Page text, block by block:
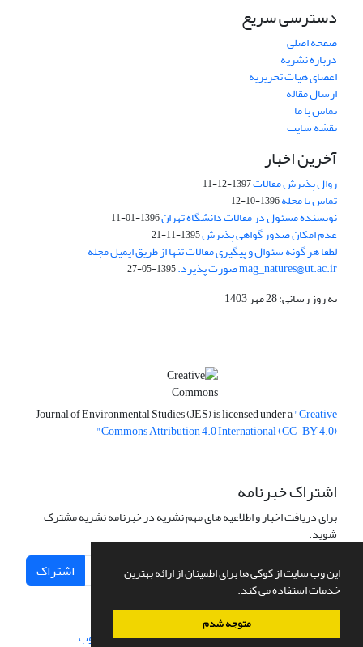
این وب سایت از کوکی ها برای اطمینان از ارائه بهترین
خدمات استفاده می کند.
متوجه شدم
دسترسی سریع
صفحه اصلی
درباره نشریه
اعضای هیات تحریریه
ارسال مقاله
تماس با ما
نقشه سایت
آخرین اخبار
روال پذیرش مقالات1397-12-11
تماس با مجله1396-10-12
نویسنده مسئول در مقالات دانشگاه تهران1396-01-11
عدم امکان صدور گواهی پذیرش1395-11-21
لطفا هر گونه سئوال و پیگیری مقالات تنها از طریق ایمیل مجله
mag_natures@ut.ac.ir صورت پذیرد. 1395-05-27
به روز رسانی: 28 مهر 1403
Journal of Environmental Studies (JES) is licensed under a"Creative
Commons Attribution 4.0 International (CC-BY 4.0)"
اشتراک خبرنامه
برای دریافت اخبار و اطلاعیه های مهم نشریه در خبرنامه نشریه مشترک
شوید.
اشتراک
سامانه مدیریت نشریات علمی.طراحی و پیاده سازی از سیناوب